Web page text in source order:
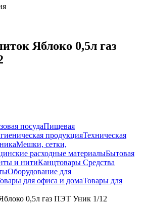
Яблоко 0,5л газ
посудаПищевая
продукцияТехническая
Мешки, сетки,
расходные материалыБытовая
и нитиКанцтовары Средства
Оборудование для
для офиса и домаТовары для
0,5л газ ПЭТ Уник 1/12